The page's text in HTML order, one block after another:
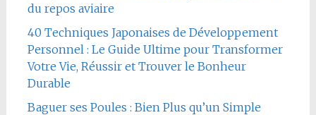
du repos aviaire
40 Techniques Japonaises de Développement
Personnel : Le Guide Ultime pour Transformer
Votre Vie, Réussir et Trouver le Bonheur
Durable
Baguer ses Poules : Bien Plus qu’un Simple